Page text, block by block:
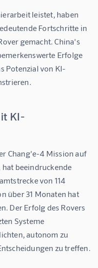
leistet, haben
Fortschritte in
gemacht. China's
Erfolge
Potenzial von KI-
KI-
Chang'e-4 Mission auf
hat beeindruckende
von 114
über 31 Monaten hat
Der Erfolg des Rovers
Systeme
autonom zu
zu treffen.